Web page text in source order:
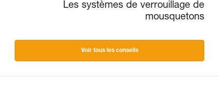
Les systèmes de verrouillage de
mousquetons
Voir tous les conseils